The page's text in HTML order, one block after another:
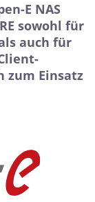
E NAS
sowohl für
auch für
zum Einsatz